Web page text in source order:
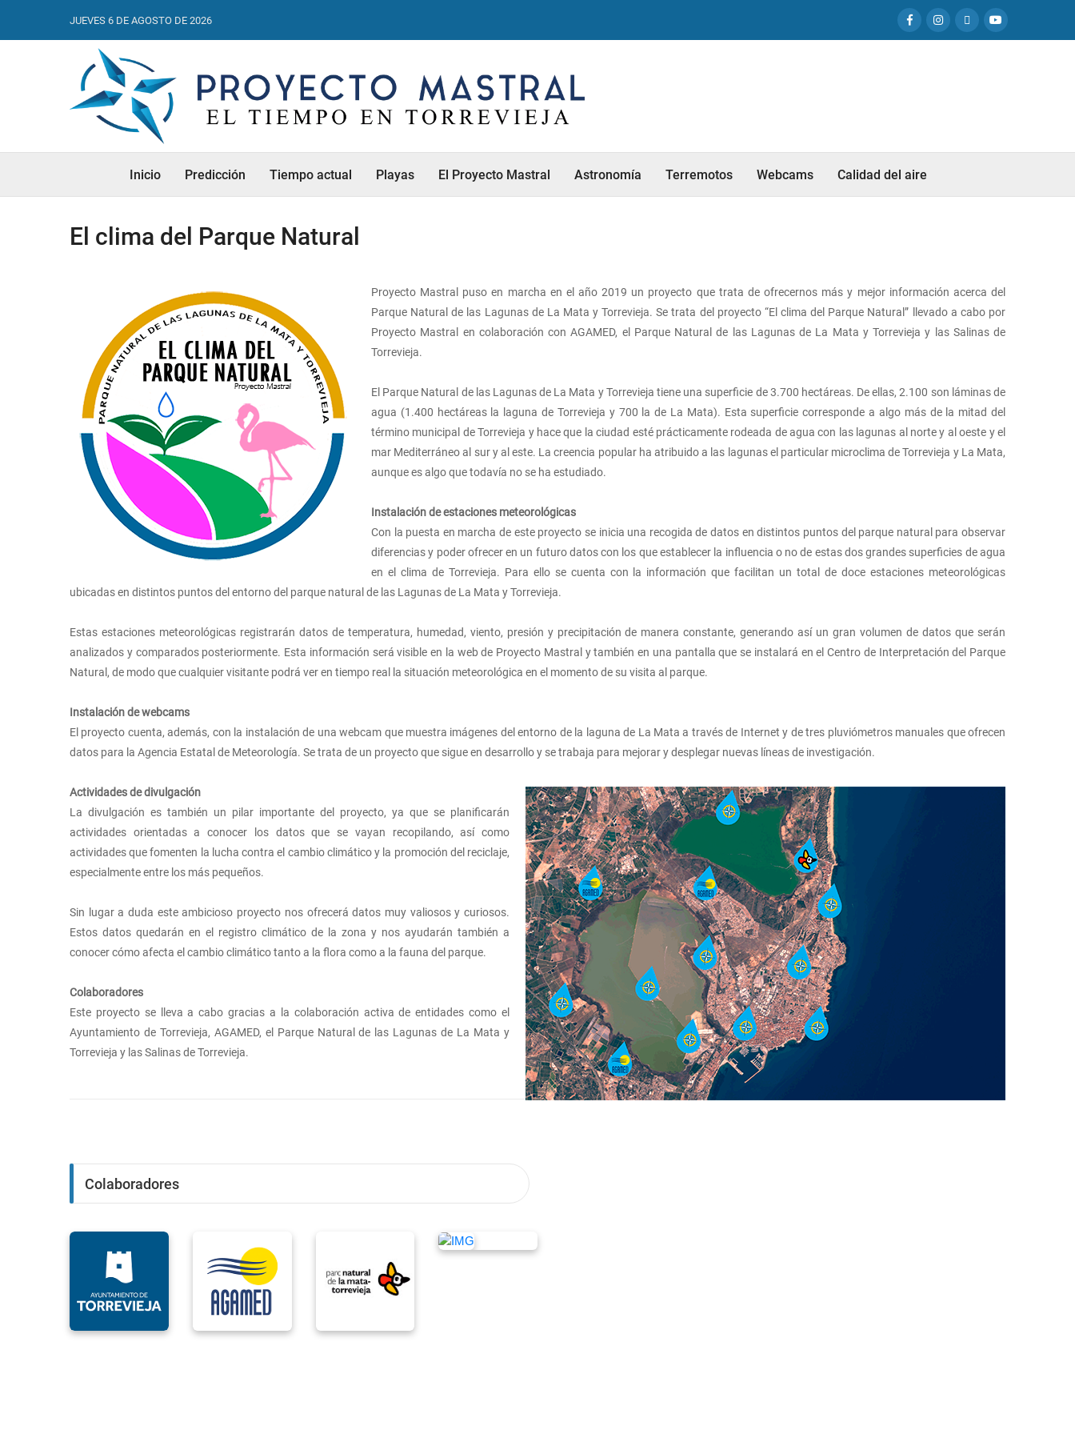
JUEVES 6 DE AGOSTO DE 2026
Inicio Predicción Tiempo actual Playas El Proyecto Mastral Astronomía Terremotos Webcams Calidad del aire
El clima del Parque Natural
Proyecto Mastral puso en marcha en el año 2019 un proyecto que trata de ofrecernos más y mejor información acerca del
Parque Natural de las Lagunas de La Mata y Torrevieja. Se trata del proyecto “El clima del Parque Natural” llevado a cabo por
Proyecto Mastral en colaboración con AGAMED, el Parque Natural de las Lagunas de La Mata y Torrevieja y las Salinas de
Torrevieja.
El Parque Natural de las Lagunas de La Mata y Torrevieja tiene una superficie de 3.700 hectáreas. De ellas, 2.100 son láminas de
agua (1.400 hectáreas la laguna de Torrevieja y 700 la de La Mata). Esta superficie corresponde a algo más de la mitad del
término municipal de Torrevieja y hace que la ciudad esté prácticamente rodeada de agua con las lagunas al norte y al oeste y el
mar Mediterráneo al sur y al este. La creencia popular ha atribuido a las lagunas el particular microclima de Torrevieja y La Mata,
aunque es algo que todavía no se ha estudiado.
Instalación de estaciones meteorológicas
Con la puesta en marcha de este proyecto se inicia una recogida de datos en distintos puntos del parque natural para observar
diferencias y poder ofrecer en un futuro datos con los que establecer la influencia o no de estas dos grandes superficies de agua
en el clima de Torrevieja. Para ello se cuenta con la información que facilitan un total de doce estaciones meteorológicas
ubicadas en distintos puntos del entorno del parque natural de las Lagunas de La Mata y Torrevieja.
Estas estaciones meteorológicas registrarán datos de temperatura, humedad, viento, presión y precipitación de manera constante, generando así un gran volumen de datos que serán
analizados y comparados posteriormente. Esta información será visible en la web de Proyecto Mastral y también en una pantalla que se instalará en el Centro de Interpretación del Parque
Natural, de modo que cualquier visitante podrá ver en tiempo real la situación meteorológica en el momento de su visita al parque.
Instalación de webcams
El proyecto cuenta, además, con la instalación de una webcam que muestra imágenes del entorno de la laguna de La Mata a través de Internet y de tres pluviómetros manuales que ofrecen
datos para la Agencia Estatal de Meteorología. Se trata de un proyecto que sigue en desarrollo y se trabaja para mejorar y desplegar nuevas líneas de investigación.
Actividades de divulgación
La divulgación es también un pilar importante del proyecto, ya que se planificarán
actividades orientadas a conocer los datos que se vayan recopilando, así como
actividades que fomenten la lucha contra el cambio climático y la promoción del reciclaje,
especialmente entre los más pequeños.
Sin lugar a duda este ambicioso proyecto nos ofrecerá datos muy valiosos y curiosos.
Estos datos quedarán en el registro climático de la zona y nos ayudarán también a
conocer cómo afecta el cambio climático tanto a la flora como a la fauna del parque.
Colaboradores
Este proyecto se lleva a cabo gracias a la colaboración activa de entidades como el
Ayuntamiento de Torrevieja, AGAMED, el Parque Natural de las Lagunas de La Mata y
Torrevieja y las Salinas de Torrevieja.
Colaboradores